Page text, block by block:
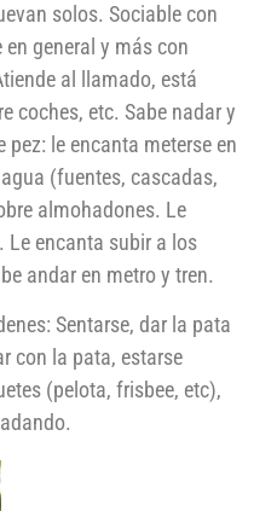
solos. Sociable con
general y más con
al llamado, está
coches, etc. Sabe nadar y
pez: le encanta meterse en
(fuentes, cascadas,
almohadones. Le
Le encanta subir a los
andar en metro y tren.
Sentarse, dar la pata
con la pata, estarse
(pelota, frisbee, etc),